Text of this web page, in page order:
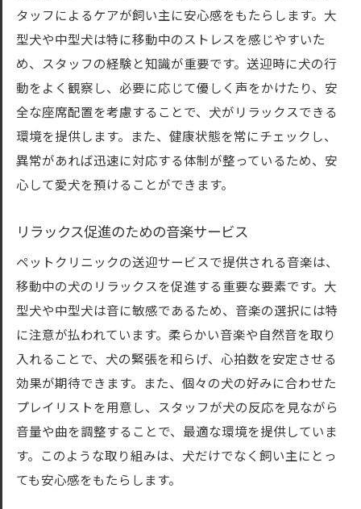
タッフによるケアが飼い主に安心感をもたらします。大
型犬や中型犬は特に移動中のストレスを感じやすいた
め、スタッフの経験と知識が重要です。送迎時に犬の行
動をよく観察し、必要に応じて優しく声をかけたり、安
全な座席配置を考慮することで、犬がリラックスできる
環境を提供します。また、健康状態を常にチェックし、
異常があれば迅速に対応する体制が整っているため、安
心して愛犬を預けることができます。
リラックス促進のための音楽サービス
ペットクリニックの送迎サービスで提供される音楽は、
移動中の犬のリラックスを促進する重要な要素です。大
型犬や中型犬は音に敏感であるため、音楽の選択には特
に注意が払われています。柔らかい音楽や自然音を取り
入れることで、犬の緊張を和らげ、心拍数を安定させる
効果が期待できます。また、個々の犬の好みに合わせた
プレイリストを用意し、スタッフが犬の反応を見ながら
音量や曲を調整することで、最適な環境を提供していま
す。このような取り組みは、犬だけでなく飼い主にとっ
ても安心感をもたらします。